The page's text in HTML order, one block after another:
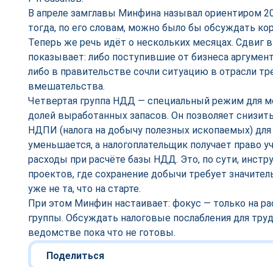
В апреле замглавы Минфина называл ориентиром
тогда, по его словам, можно было бы обсуждать
Теперь же речь идёт о нескольких месяцах. Сдвиг
показывает: либо поступившие от бизнеса
либо в правительстве сочли ситуацию в отрасли
вмешательства.
Четвертая группа НДД — специальный режим для
долей выработанных запасов. Он позволяет
НДПИ (налога на добычу полезных ископаемых) для
уменьшается, а налогоплательщик получает право
расходы при расчёте базы НДД. Это, по сути,
проектов, где сохранение добычи требует
уже не та, что на старте.
При этом Минфин настаивает: фокус — только на
группы. Обсуждать налоговые послабления для
ведомстве пока что не готовы.
Поделиться